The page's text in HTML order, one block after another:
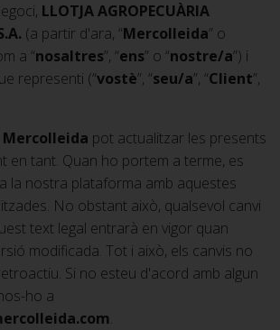
LLOTJA AGROPECUÀRIA
(a partir d'ara, “Mercolleida” o
a “nosaltres”, “ens” o “nostre/a”) i
representi (“vostè”, “seu/a”, “Client”,
Mercolleida pot actualitzar les presents
en tant. Quan ho portem a terme, es
la nostra plataforma amb aquestes
No obstant això, qualsevol canvi
text legal entrarà en vigor quan
modificada. Tot i això, els canvis no
Si no esteu d'acord amb algun
ho a
.